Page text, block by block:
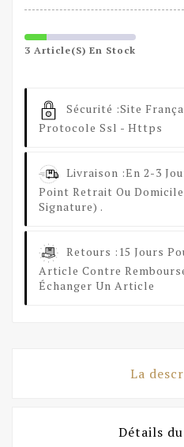
3 Article(s) En Stock
Sécurité :Site
Protocole Ssl - Https
Livraison :En 2-3
Point Retrait Ou Domicile
Signature) .
Retours : 15 Jours
Article Contre
Échanger Un Article
La
Détails